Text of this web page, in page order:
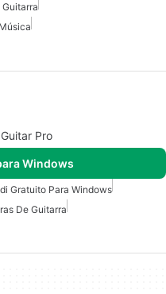
Pro
Windows
Gratuito Para Windows
De Guitarra